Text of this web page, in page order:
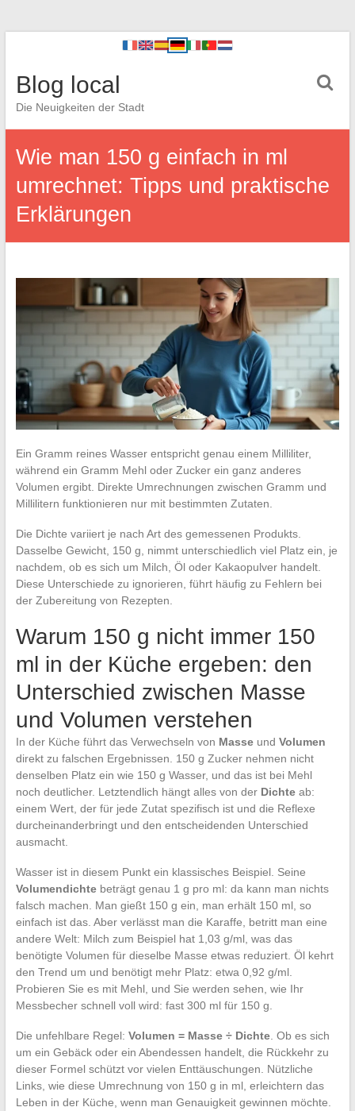
Blog local
Die Neuigkeiten der Stadt
Wie man 150 g einfach in ml
umrechnet: Tipps und praktische
Erklärungen
Ein Gramm reines Wasser entspricht genau einem Milliliter,
während ein Gramm Mehl oder Zucker ein ganz anderes
Volumen ergibt. Direkte Umrechnungen zwischen Gramm und
Millilitern funktionieren nur mit bestimmten Zutaten.
Die Dichte variiert je nach Art des gemessenen Produkts.
Dasselbe Gewicht, 150 g, nimmt unterschiedlich viel Platz ein, je
nachdem, ob es sich um Milch, Öl oder Kakaopulver handelt.
Diese Unterschiede zu ignorieren, führt häufig zu Fehlern bei
der Zubereitung von Rezepten.
Warum 150 g nicht immer 150
ml in der Küche ergeben: den
Unterschied zwischen Masse
und Volumen verstehen
In der Küche führt das Verwechseln von Masseund Volumen
direkt zu falschen Ergebnissen. 150 g Zucker nehmen nicht
denselben Platz ein wie 150 g Wasser, und das ist bei Mehl
noch deutlicher. Letztendlich hängt alles von der Dichteab:
einem Wert, der für jede Zutat spezifisch ist und die Reflexe
durcheinanderbringt und den entscheidenden Unterschied
ausmacht.
Wasser ist in diesem Punkt ein klassisches Beispiel. Seine
Volumendichtebeträgt genau 1 g pro ml: da kann man nichts
falsch machen. Man gießt 150 g ein, man erhält 150 ml, so
einfach ist das. Aber verlässt man die Karaffe, betritt man eine
andere Welt: Milch zum Beispiel hat 1,03 g/ml, was das
benötigte Volumen für dieselbe Masse etwas reduziert. Öl kehrt
den Trend um und benötigt mehr Platz: etwa 0,92 g/ml.
Probieren Sie es mit Mehl, und Sie werden sehen, wie Ihr
Messbecher schnell voll wird: fast 300 ml für 150 g.
Die unfehlbare Regel: Volumen = Masse ÷ Dichte. Ob es sich
um ein Gebäck oder ein Abendessen handelt, die Rückkehr zu
dieser Formel schützt vor vielen Enttäuschungen. Nützliche
Links, wie diese Umrechnung von 150 g in ml, erleichtern das
Leben in der Küche, wenn man Genauigkeit gewinnen möchte.